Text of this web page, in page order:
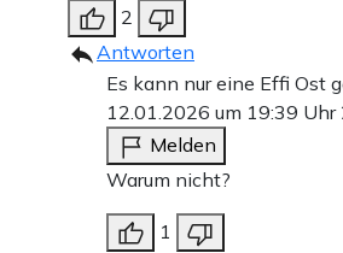
2
Antworten
Es kann nur eine Effi Ost
12.01.2026 um 19:39 Uhr
Melden
Warum nicht?
1